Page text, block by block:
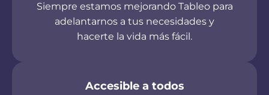
Siempre estamos mejorando Tableo para
adelantarnos a tus necesidades y
hacerte la vida más fácil.
Accesible a todos